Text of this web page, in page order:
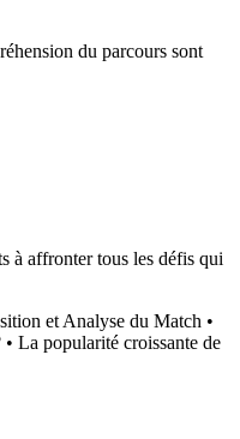
du parcours sont
à affronter tous les défis qui
et Analyse du Match •
• La popularité croissante de